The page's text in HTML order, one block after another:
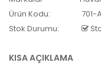
Ürün Kodu:
701-
Stok Durumu:
KISA AÇIKLAMA